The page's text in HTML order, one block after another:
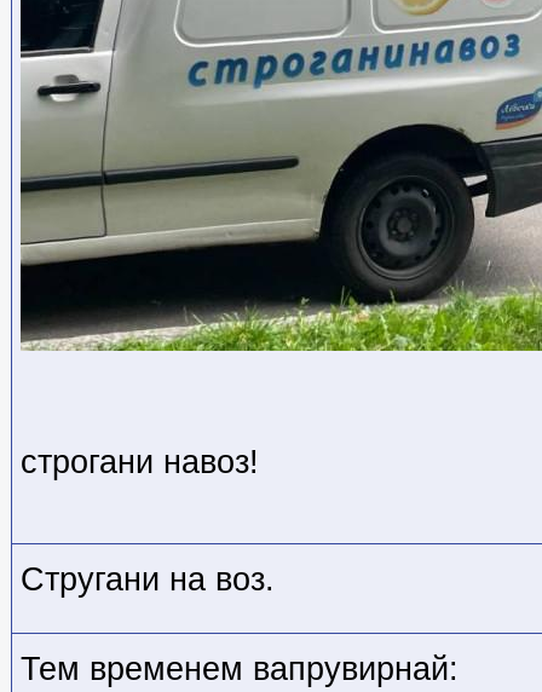
строгани навоз!
Стругани на воз.
Тем временем вапрувирнай: